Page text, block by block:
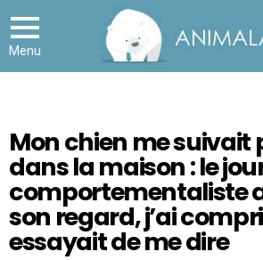
Menu
Mon chien me
dans la maison : le
comportementaliste
son regard, j’ai
essayait de me dire